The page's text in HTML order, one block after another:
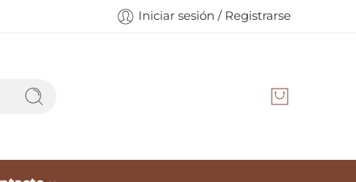
Iniciar sesión / Registrarse